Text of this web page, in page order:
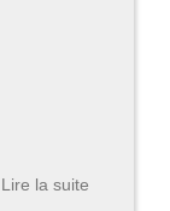
Lire la suite